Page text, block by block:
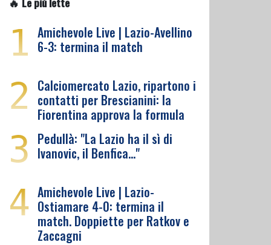
1 Amichevole Live | Lazio-Avellino
6-3: termina il match
2 Calciomercato Lazio, ripartono i
contatti per Brescianini: la
Fiorentina approva la formula
3 Pedullà: "La Lazio ha il sì di
Ivanovic, il Benfica…"
4 Amichevole Live | Lazio-
Ostiamare 4-0: termina il
match. Doppiette per Ratkov e
Zaccagni